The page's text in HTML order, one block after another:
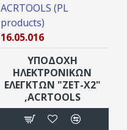
ACRTOOLS (PL
products)
16.05.016
ΥΠΟΔΟΧΗ
ΗΛΕΚΤΡΟΝΙΚΩΝ
ΕΛΕΓΚΤΩΝ "ZET-X2"
,ACRTOOLS